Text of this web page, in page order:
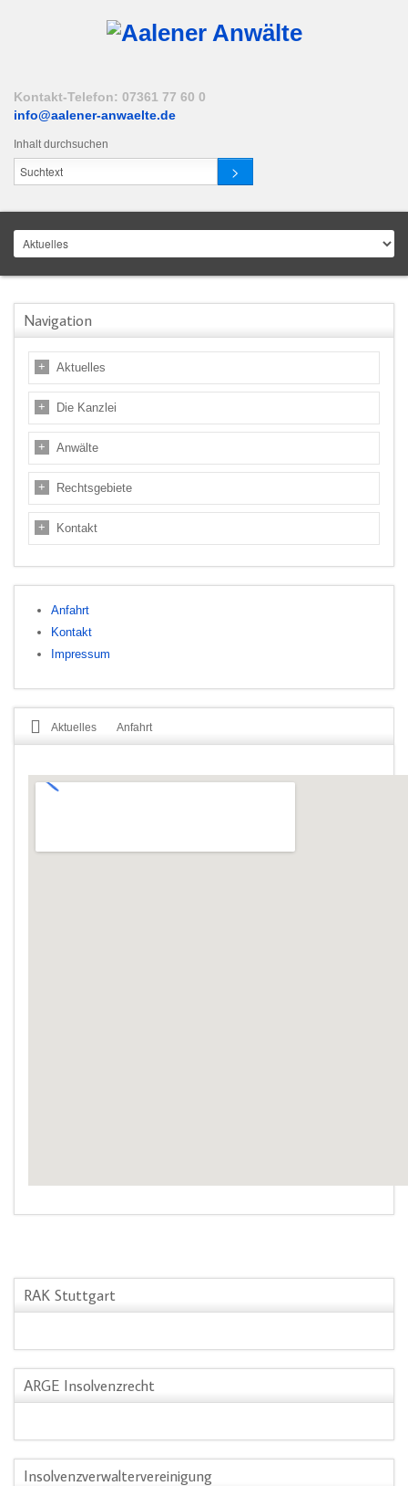
Kontakt-Telefon: 07361 77 60 0
info@aalener-anwaelte.de
Inhalt durchsuchen
Navigation
Aktuelles
Die Kanzlei
Anwälte
Rechtsgebiete
Kontakt
Anfahrt
Kontakt
Impressum
Aktuelles Anfahrt
RAK Stuttgart
ARGE Insolvenzrecht
Insolvenzverwaltervereinigung